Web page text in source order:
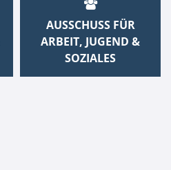
AUSSCHUSS FÜR
ARBEIT, JUGEND &
SOZIALES